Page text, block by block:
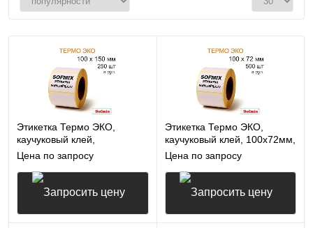
Этикетка Термо ЭКО,
каучуковый клей,
100х150мм, 250 в рул, вт40,
7113
Цена по запросу
Этикетка Термо ЭКО,
каучуковый клей, 100х72мм,
500 в рул, вт40, 7113
Цена по запросу